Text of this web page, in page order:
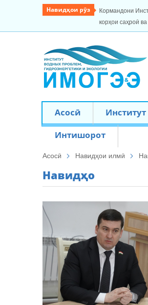
Навидҳои рӯз
Кормандони
корҳои саҳроӣ
Асосӣ Институт
Интишорот
Асосӣ Навидҳои илмӣ
Навидҳо